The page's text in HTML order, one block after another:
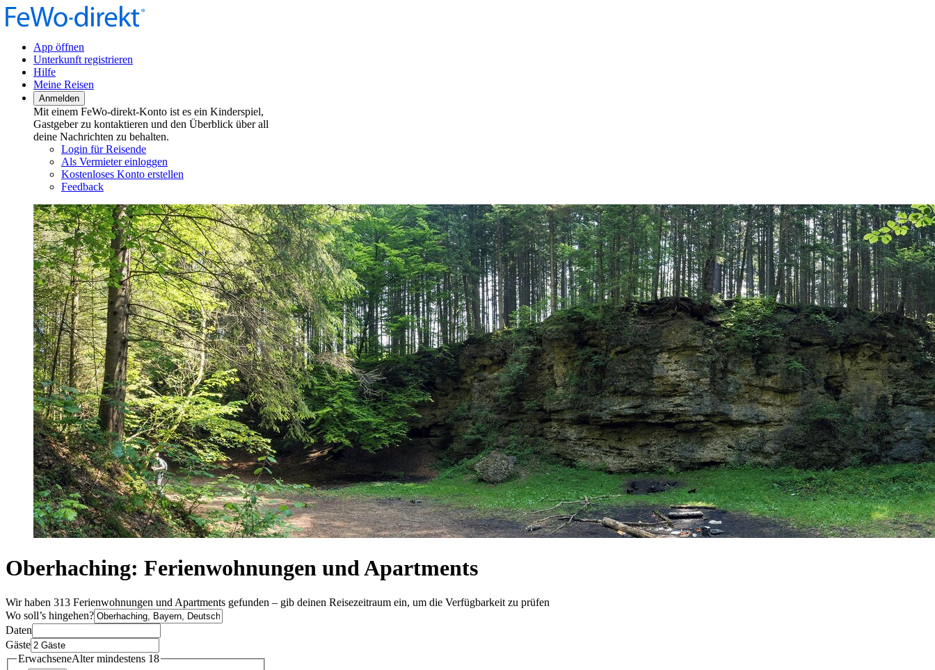
App öffnen
Unterkunft registrieren
Hilfe
Meine Reisen
Anmelden
Mit einem FeWo-direkt-Konto ist es ein Kinderspiel,
Gastgeber zu kontaktieren und den Überblick über all
deine Nachrichten zu behalten.
Login für Reisende
Als Vermieter einloggen
Kostenloses Konto erstellen
Feedback
Oberhaching: Ferienwohnungen und Apartments
Wir haben 313 Ferienwohnungen und Apartments gefunden – gib deinen Reisezeitraum ein, um die Verfügbarkeit zu prüfen
Wo soll’s hingehen?
Daten
Gäste
ErwachseneAlter mindestens 18